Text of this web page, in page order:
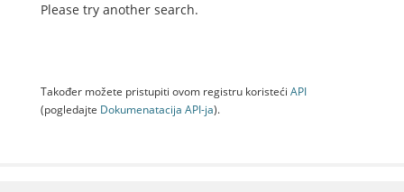
Please try another search.
Također možete pristupiti ovom registru koristeći API
(pogledajte Dokumenаtаcijа API-jа).